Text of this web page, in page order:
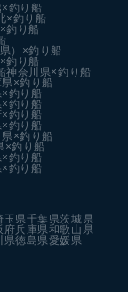
釣り船
×釣り船
釣り船
）×釣り船
釣り船
神奈川県×釣り船
×釣り船
釣り船
釣り船
釣り船
釣り船
×釣り船
×釣り船
釣り船
釣り船
玉県千葉県茨城県
府兵庫県和歌山県
県徳島県愛媛県